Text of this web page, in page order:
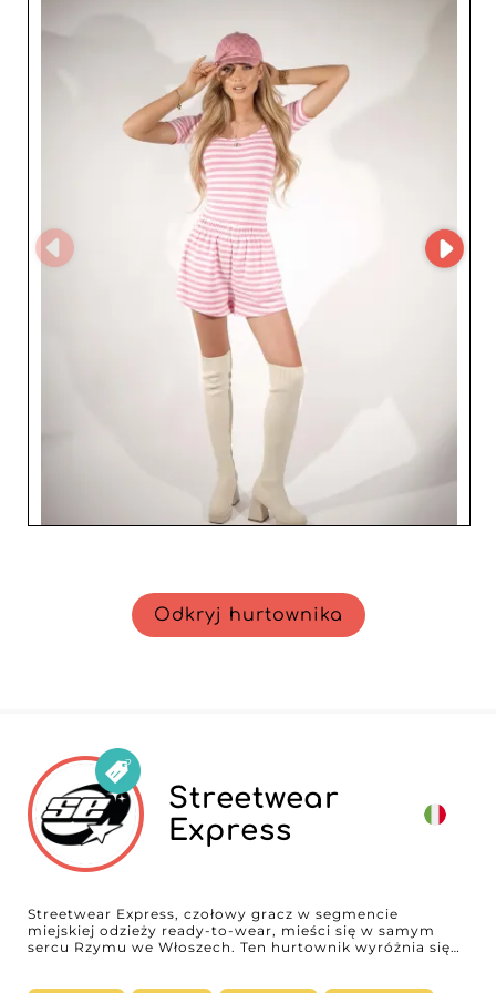
czasu, zapewniając tym samym większą efektywność dla
profesjonalistów branży. Niezawodność Ricco & Bella
jest jednym z jego głównych atutów. Pracując blisko z
detalicznymi sprzedawcami na całym świecie, ten
hurtownik zbudował solidną reputację dzięki
dotrzymywaniu terminów dostaw i nieskazitelnego
jakości usług. Produkty oferowane przez Ricco & Bella
łączą trendy z trwałością, zapewniając tym samym
satysfakcję i lojalność końcowych konsumentów.
Wybierając Ricco & Bella, sprzedawcy detaliczni
zapewniają włączenie do swojego katalogu elementów,
które zachwycą ich klientów, jednocześnie korzystając z
doskonałego stosunku jakości do ceny. Niezależnie od
tego, czy szukasz eleganckich płaszczy, modnych bluzek,
wygodnych spodni czy stylowych sukienek, Ricco & Bella
spełni wszystkie Twoje oczekiwania, oferując
zróżnicowaną i wyrafinowaną ofertę. Decydując się na
Ricco & Bella jako dostawcę, wybierasz relację handlową
opartą na zaufaniu, efektywności i wzajemnym
zadowoleniu. Realizuj swoje ambicje dystrybucyjne z
partnerem, który rozumie Twoje potrzeby i spełnia je z
ekspertyzą i poświęceniem.
Odkryj hurtownika
Streetwear
Express
Streetwear Express, czołowy gracz w segmencie
miejskiej odzieży ready-to-wear, mieści się w samym
sercu Rzymu we Włoszech. Ten hurtownik wyróżnia się